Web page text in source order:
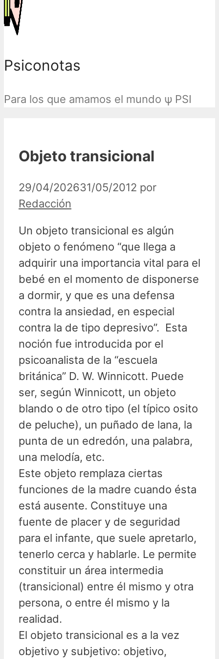
Psiconotas
Para los que amamos el mundo ψ PSI
Objeto transicional
29/04/202631/05/2012 por
Redacción
Un objeto transicional es algún
objeto o fenómeno “que llega a
adquirir una importancia vital para el
bebé en el momento de disponerse
a dormir, y que es una defensa
contra la ansiedad, en especial
contra la de tipo depresivo”. Esta
noción fue introducida por el
psicoanalista de la “escuela
británica” D. W. Winnicott. Puede
ser, según Winnicott, un objeto
blando o de otro tipo (el típico osito
de peluche), un puñado de lana, la
punta de un edredón, una palabra,
una melodía, etc.
Este objeto remplaza ciertas
funciones de la madre cuando ésta
está ausente. Constituye una
fuente de placer y de seguridad
para el infante, que suele apretarlo,
tenerlo cerca y hablarle. Le permite
constituir un área intermedia
(transicional) entre él mismo y otra
persona, o entre él mismo y la
realidad.
El objeto transicional es a la vez
objetivo y subjetivo: objetivo,